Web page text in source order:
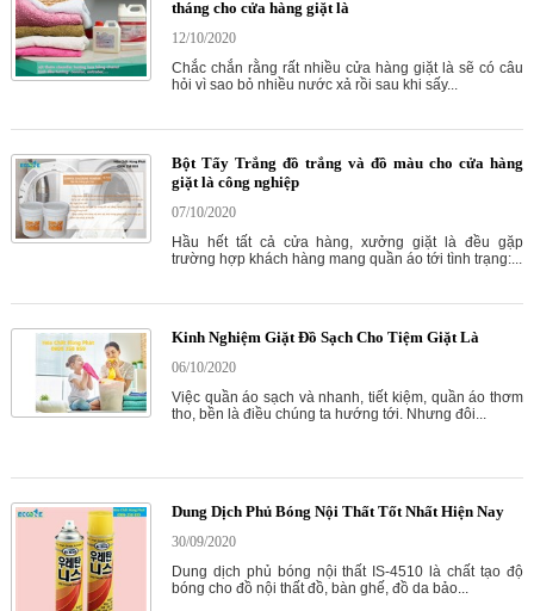
tháng cho cửa hàng giặt là
12/10/2020
Chắc chắn rằng rất nhiều cửa hàng giặt là sẽ có câu
hỏi vì sao bỏ nhiều nước xả rồi sau khi sấy...
Bột Tẩy Trắng đồ trắng và đồ màu cho cửa hàng
giặt là công nghiệp
07/10/2020
Hầu hết tất cả cửa hàng, xưởng giặt là đều gặp
trường hợp khách hàng mang quần áo tới tình trạng:...
Kinh Nghiệm Giặt Đồ Sạch Cho Tiệm Giặt Là
06/10/2020
Việc quần áo sạch và nhanh, tiết kiệm, quần áo thơm
tho, bền là điều chúng ta hướng tới. Nhưng đôi...
Dung Dịch Phủ Bóng Nội Thất Tốt Nhất Hiện Nay
30/09/2020
Dung dịch phủ bóng nội thất IS-4510 là chất tạo độ
bóng cho đồ nội thất đồ, bàn ghế, đồ da bảo...